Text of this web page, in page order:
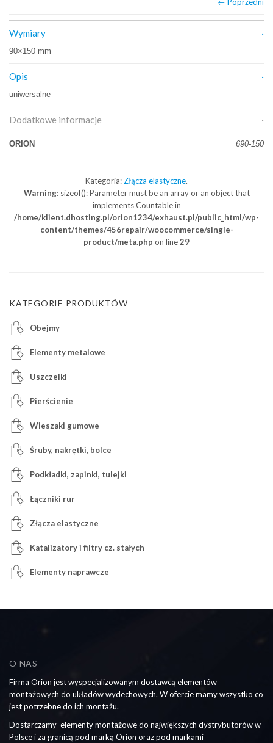
Wymiary
90×150 mm
Opis
uniwersalne
Dodatkowe informacje
ORION 690-150
Kategoria: Złącza elastyczne.
Warning: sizeof(): Parameter must be an array or an object that
implements Countable in
/home/klient.dhosting.pl/orion1234/exhaust.pl/public_html/wp-
content/themes/456repair/woocommerce/single-
product/meta.php on line29
KATEGORIE PRODUKTÓW
Obejmy
Elementy metalowe
Uszczelki
Pierścienie
Wieszaki gumowe
Śruby, nakrętki, bolce
Podkładki, zapinki, tulejki
Łączniki rur
Złącza elastyczne
Katalizatory i filtry cz. stałych
Elementy naprawcze
O NAS
Firma Orion jest wyspecjalizowanym dostawcą elementów
montażowych do układów wydechowych. W ofercie mamy wszystko co
jest potrzebne do ich montażu.
Dostarczamy elementy montażowe do największych dystrybutorów w
Polsce i za granicą pod marką Orion oraz pod markami